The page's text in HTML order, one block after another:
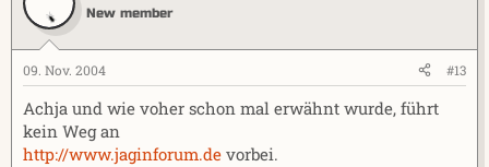
New member
09. Nov. 2004 #13
Achja und wie voher schon mal erwähnt wurde, führt
kein Weg an
http://www.jaginforum.de vorbei.